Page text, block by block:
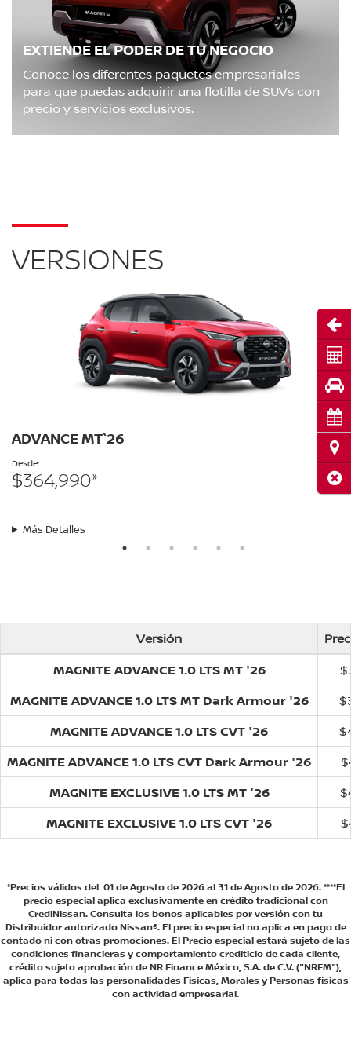
EXTIENDE EL PODER DE TU NEGOCIO
Conoce los diferentes paquetes empresariales
para que puedas adquirir una flotilla de SUVs con
precio y servicios exclusivos.
VERSIONES
ADVANCE MT`26
Desde:
$364,990*
Más Detalles
Versión
MAGNITE ADVANCE 1.0 LTS MT '26
MAGNITE ADVANCE 1.0 LTS MT Dark Armour '26
MAGNITE ADVANCE 1.0 LTS CVT '26
MAGNITE ADVANCE 1.0 LTS CVT Dark Armour '26
MAGNITE EXCLUSIVE 1.0 LTS MT '26
MAGNITE EXCLUSIVE 1.0 LTS CVT '26
*Precios válidos del 01 de Agosto de 2026 al 31 de Agosto de 2026. ****El
precio especial aplica exclusivamente en crédito tradicional con
CrediNissan. Consulta los bonos aplicables por versión con tu
Distribuidor autorizado Nissan®. El precio especial no aplica en pago de
contado ni con otras promociones. El Precio especial estará sujeto de las
condiciones financieras y comportamiento crediticio de cada cliente,
crédito sujeto aprobación de NR Finance México, S.A. de C.V. ("NRFM"),
aplica para todas las personalidades Físicas, Morales y Personas físicas
con actividad empresarial.